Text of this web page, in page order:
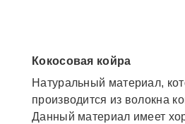
Кокосовая койра
Натуральный материал,
производится из волокна
Данный материал имеет